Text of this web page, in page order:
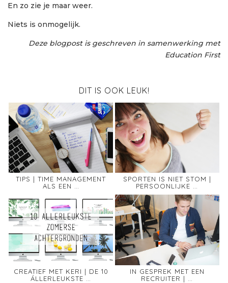
En zo zie je maar weer.
Niets is onmogelijk.
Deze blogpost is geschreven in samenwerking met
Education First
DIT IS OOK LEUK!
TIPS | TIME MANAGEMENT
ALS EEN …
SPORTEN IS NIET STOM |
PERSOONLIJKE …
CREATIEF MET KERI | DE 10
ÁLLERLEUKSTE …
IN GESPREK MET EEN
RECRUITER | …